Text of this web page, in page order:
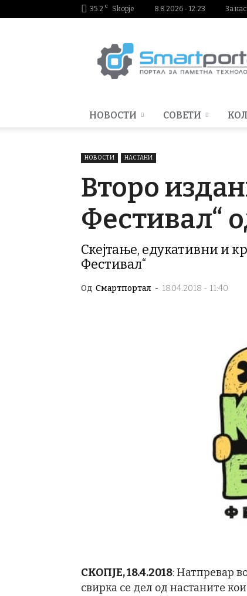
35.2 C Skopje 8.8.2026 - 12:23 За нас
НОВОСТИ СОВЕТИ
НОВОСТИ НАСТАНИ
Второ
Фестивал“
Скејтање, едукативни и
Фестивал“
Од Смартпортал - 18.04.2018 - 11:40
СКОПЈЕ, 18.4.2018: Натпревар
свирка се дел од настаните